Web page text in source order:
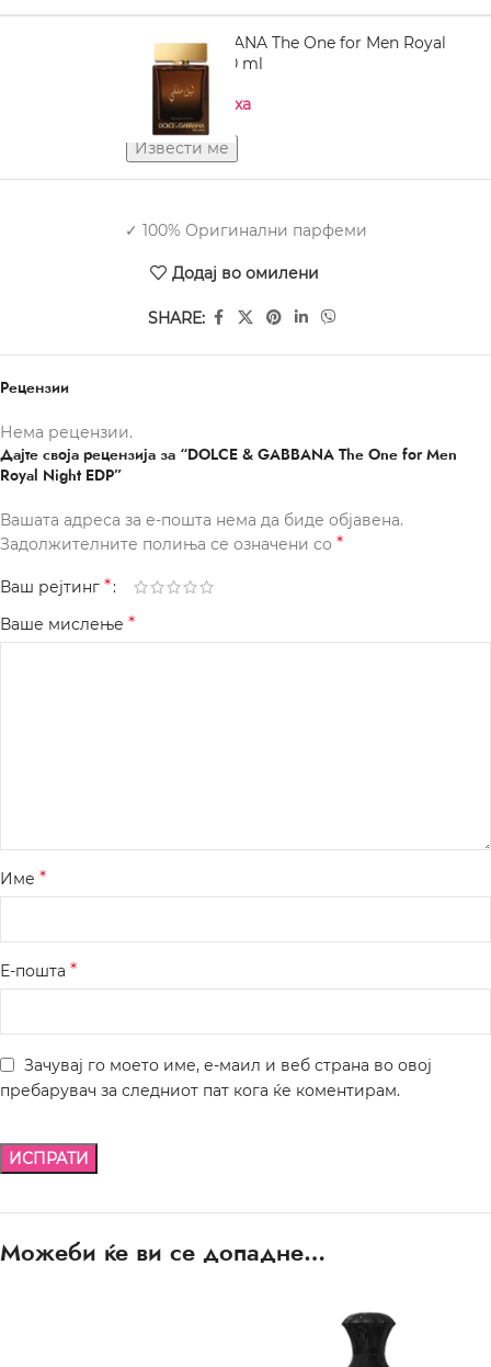
DOLCE GABBANA The One for Men Royal
Night EDP 100 ml
Нема на залиха
✓ 100% Оригинални парфеми
Додај во омилени
SHARE:
Рецензии
Нема рецензии.
Дајте своја рецензија за “DOLCE & GABBANA The One for Men
Royal Night EDP”
Вашата адреса за е-пошта нема да биде објавена.
Задолжителните полиња се означени со *
Ваш рејтинг *
Ваше мислење *
Име *
Е-пошта *
Зачувај го моето име, е-маил и веб страна во овој
пребарувач за следниот пат кога ќе коментирам.
Можеби ќе ви се допадне…